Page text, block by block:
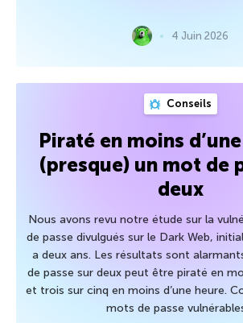
4 Juin 2026
Conseils
Piraté en moins
(presque) un mot de
deux
Nous avons revu notre étude sur la
de passe divulgués sur le Dark Web,
a deux ans. Les résultats sont
de passe sur deux peut être piraté en
et trois sur cinq en moins d’une heure.
mots de passe